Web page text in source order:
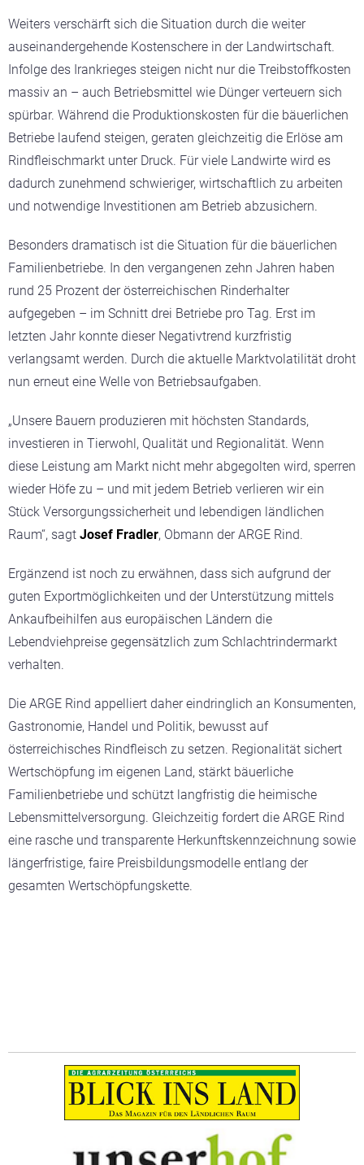
Weiters verschärft sich die Situation durch die weiter
auseinandergehende Kostenschere in der Landwirtschaft.
Infolge des Irankrieges steigen nicht nur die Treibstoffkosten
massiv an – auch Betriebsmittel wie Dünger verteuern sich
spürbar. Während die Produktionskosten für die bäuerlichen
Betriebe laufend steigen, geraten gleichzeitig die Erlöse am
Rindfleischmarkt unter Druck. Für viele Landwirte wird es
dadurch zunehmend schwieriger, wirtschaftlich zu arbeiten
und notwendige Investitionen am Betrieb abzusichern.
Besonders dramatisch ist die Situation für die bäuerlichen
Familienbetriebe. In den vergangenen zehn Jahren haben
rund 25 Prozent der österreichischen Rinderhalter
aufgegeben – im Schnitt drei Betriebe pro Tag. Erst im
letzten Jahr konnte dieser Negativtrend kurzfristig
verlangsamt werden. Durch die aktuelle Marktvolatilität droht
nun erneut eine Welle von Betriebsaufgaben.
„Unsere Bauern produzieren mit höchsten Standards,
investieren in Tierwohl, Qualität und Regionalität. Wenn
diese Leistung am Markt nicht mehr abgegolten wird, sperren
wieder Höfe zu – und mit jedem Betrieb verlieren wir ein
Stück Versorgungssicherheit und lebendigen ländlichen
Raum“, sagt Josef Fradler, Obmann der ARGE Rind.
Ergänzend ist noch zu erwähnen, dass sich aufgrund der
guten Exportmöglichkeiten und der Unterstützung mittels
Ankaufbeihilfen aus europäischen Ländern die
Lebendviehpreise gegensätzlich zum Schlachtrindermarkt
verhalten.
Die ARGE Rind appelliert daher eindringlich an Konsumenten,
Gastronomie, Handel und Politik, bewusst auf
österreichisches Rindfleisch zu setzen. Regionalität sichert
Wertschöpfung im eigenen Land, stärkt bäuerliche
Familienbetriebe und schützt langfristig die heimische
Lebensmittelversorgung. Gleichzeitig fordert die ARGE Rind
eine rasche und transparente Herkunftskennzeichnung sowie
längerfristige, faire Preisbildungsmodelle entlang der
gesamten Wertschöpfungskette.